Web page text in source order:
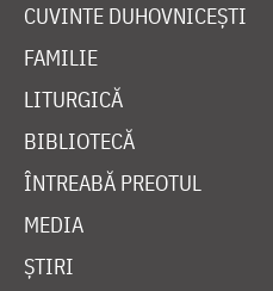
CUVINTE DUHOVNICEȘTI
FAMILIE
LITURGICĂ
BIBLIOTECĂ
ÎNTREABĂ PREOTUL
MEDIA
ȘTIRI